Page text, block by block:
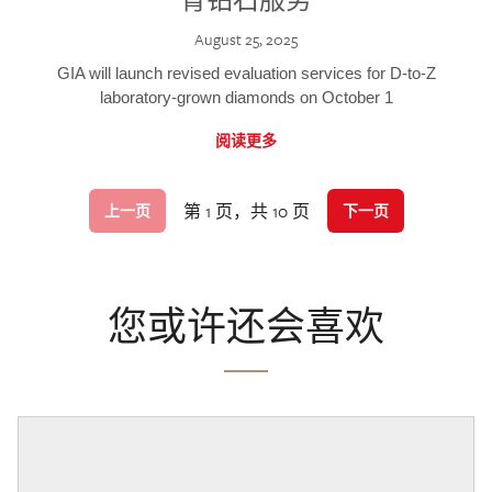
August 25, 2025
GIA will launch revised evaluation services for D-to-Z
laboratory-grown diamonds on October 1
阅读更多
上一页 第 1 页，共 10 页 下一页
您或许还会喜欢